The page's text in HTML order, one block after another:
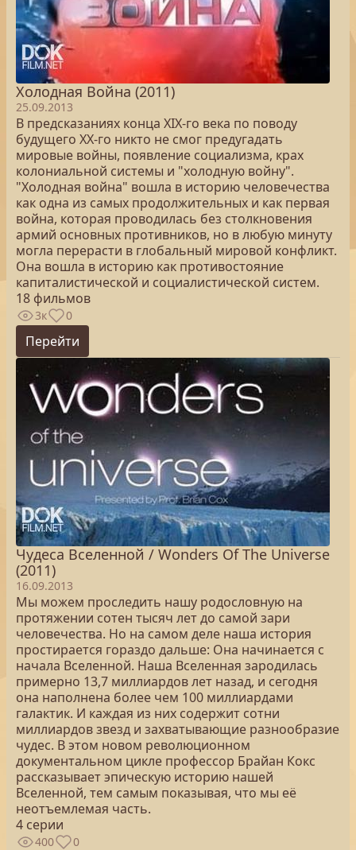
Холодная Война (2011)
25.09.2013
В предсказаниях конца XIX-го века по поводу
будущего XX-го никто не смог предугадать
мировые войны, появление социализма, крах
колониальной системы и "холодную войну".
"Холодная война" вошла в историю человечества
как одна из самых продолжительных и как первая
война, которая проводилась без столкновения
армий основных противников, но в любую минуту
могла перерасти в глобальный мировой конфликт.
Она вошла в историю как противостояние
капиталистической и социалистической систем.
18 фильмов
3к 0
Перейти
Чудеса Вселенной / Wonders Of The Universe
(2011)
16.09.2013
Мы можем проследить нашу родословную на
протяжении сотен тысяч лет до самой зари
человечества. Но на самом деле наша история
простирается гораздо дальше: Она начинается с
начала Вселенной. Наша Вселенная зародилась
примерно 13,7 миллиардов лет назад, и сегодня
она наполнена более чем 100 миллиардами
галактик. И каждая из них содержит сотни
миллиардов звезд и захватывающие разнообразие
чудес. В этом новом революционном
документальном цикле профессор Брайан Кокс
рассказывает эпическую историю нашей
Вселенной, тем самым показывая, что мы её
неотъемлемая часть.
4 серии
400 0